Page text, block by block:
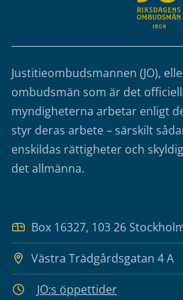
Justitieombudsmannen (JO),
ombudsmän som är det
myndigheterna arbetar enligt
styr deras arbete – särskilt
enskildas rättigheter och
det allmänna.
Box 16327, 103 26
Västra Trädgårdsgatan 4 A
JO:s öppettider